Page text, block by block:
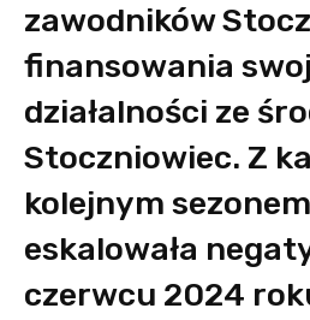
zawodników
finansowania
działalności ze
Stoczniowiec. Z
kolejnym
eskalowała
czerwcu 2024